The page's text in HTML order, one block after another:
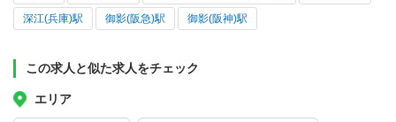
深江(兵庫)駅 御影(阪急)駅 御影(阪神)駅
この求人と似た求人をチェック
エリア